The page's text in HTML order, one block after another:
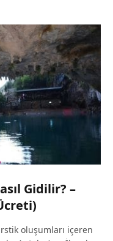
Gidilir? –
oluşumları içeren